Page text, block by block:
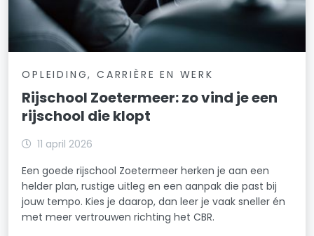
OPLEIDING, CARRIÈRE EN WERK
Rijschool Zoetermeer: zo vind je een
rijschool die klopt
11 april 2026
Een goede rijschool Zoetermeer herken je aan een
helder plan, rustige uitleg en een aanpak die past bij
jouw tempo. Kies je daarop, dan leer je vaak sneller én
met meer vertrouwen richting het CBR.